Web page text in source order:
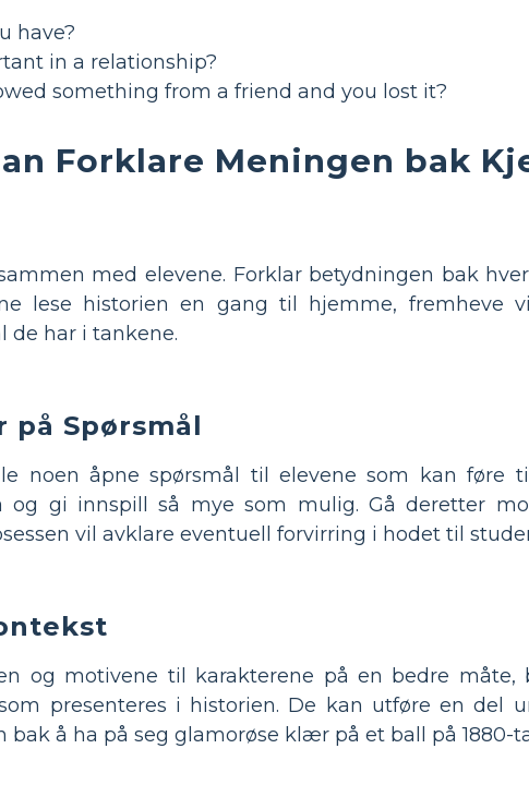
have?
in a relationship?
something from a friend and you lost it?
Forklare Meningen bak
med elevene. Forklar betydningen bak
lese historien en gang til hjemme, fremheve
de har i tankene.
på Spørsmål
noen åpne spørsmål til elevene som kan føre
og gi innspill så mye som mulig. Gå deretter
vil avklare eventuell forvirring i hodet til
og motivene til karakterene på en bedre måte,
presenteres i historien. De kan utføre en del
bak å ha på seg glamorøse klær på et ball på 1880-